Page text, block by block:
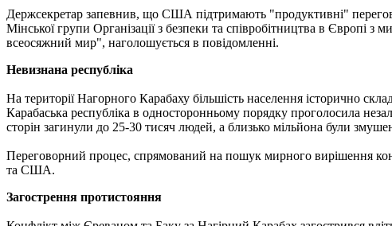
Держсекретар запевнив, що США підтримають "продуктивні"
Мінської групи Організації з безпеки та співробітництва в Європі
всеосяжний мир", наголошується в повідомленні.
Невизнана республіка
На території Нагорного Карабаху більшість населення історично
Карабаська республіка в односторонньому порядку проголосила
сторін загинули до 25-30 тисяч людей, а близько мільйона були
Переговорний процес, спрямований на пошук мирного вирішення
та США.
Загострення протистояння